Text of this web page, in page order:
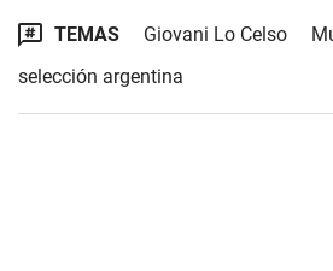
TEMAS Giovani Lo Celso
selección argentina